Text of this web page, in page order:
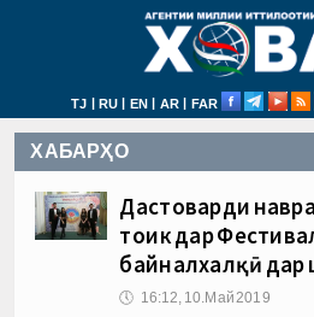
TJ | RU | EN | AR | FAR
ХАБАРҲО
Дастоварди
тоҷик дар
байналхалқӣ
🕔 16:12, 10.Май 2019